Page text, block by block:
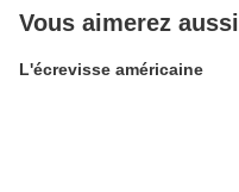
Vous aimerez aussi
L'écrevisse américaine